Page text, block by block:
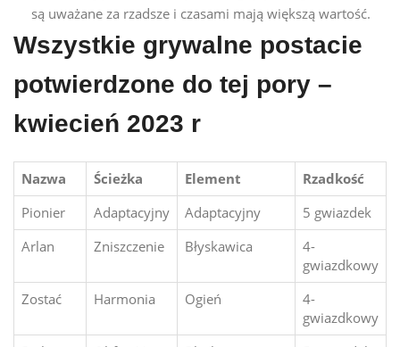
są uważane za rzadsze i czasami mają większą wartość.
Wszystkie grywalne postacie
potwierdzone do tej pory –
kwiecień 2023 r
Nazwa Ścieżka Element
Rzadkość
Pionier
Adaptacyjny Adaptacyjny
5 gwiazdek
Arlan
Zniszczenie Błyskawica
4-
gwiazdkowy
Zostać
Harmonia Ogień
4-
gwiazdkowy